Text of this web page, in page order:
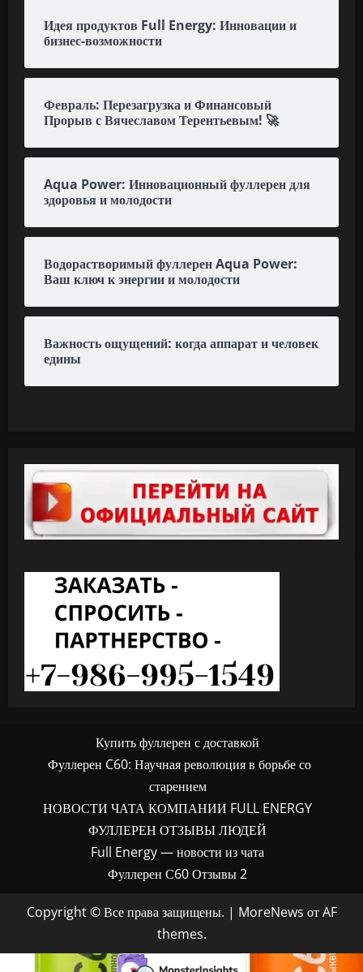
Идея продуктов Full Energy: Инновации и
бизнес-возможности
Февраль: Перезагрузка и Финансовый
Прорыв с Вячеславом Терентьевым! 🚀
Aqua Power: Инновационный фуллерен для
здоровья и молодости
Водорастворимый фуллерен Aqua Power:
Ваш ключ к энергии и молодости
Важность ощущений: когда аппарат и человек
едины
Купить фуллерен с доставкой
Фуллерен C60: Научная революция в борьбе со
старением
НОВОСТИ ЧАТА КОМПАНИИ FULL ENERGY
ФУЛЛЕРЕН ОТЗЫВЫ ЛЮДЕЙ
Full Energy — новости из чата
Фуллерен С60 Отзывы 2
Copyright © Все права защищены. | MoreNews от AF
themes.